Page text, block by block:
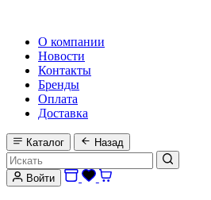
О компании
Новости
Контакты
Бренды
Оплата
Доставка
Каталог Назад
Войти